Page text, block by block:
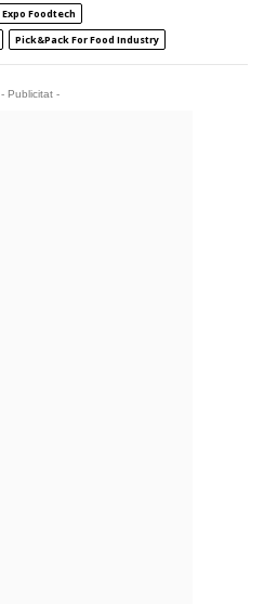
Expo Foodtech
Pick&Pack For Food Industry
- Publicitat -